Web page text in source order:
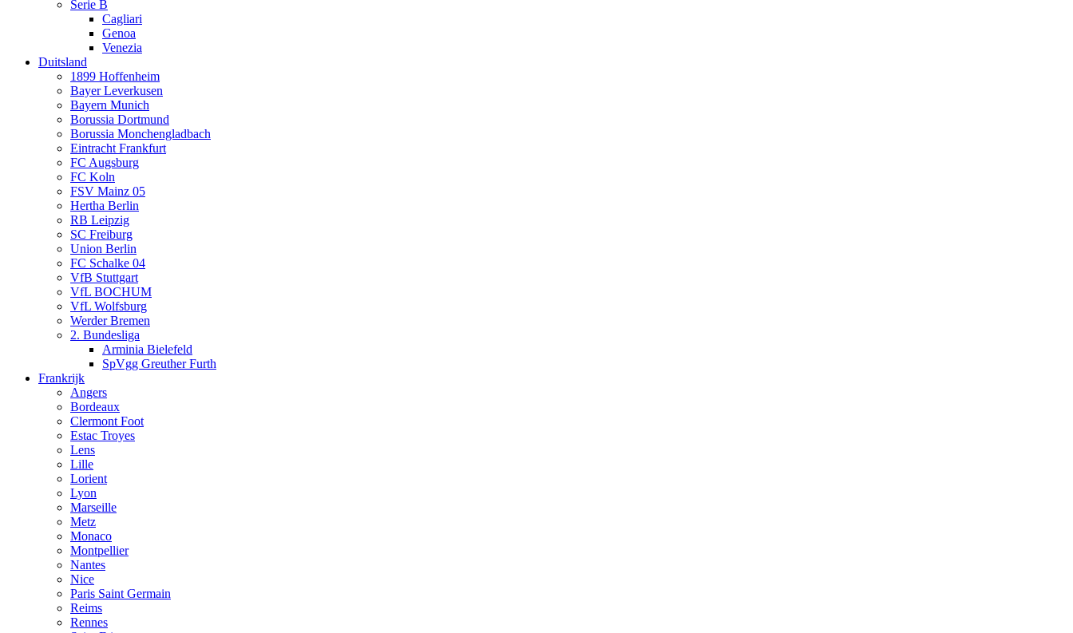
Serie B
Cagliari
Genoa
Venezia
Duitsland
1899 Hoffenheim
Bayer Leverkusen
Bayern Munich
Borussia Dortmund
Borussia Monchengladbach
Eintracht Frankfurt
FC Augsburg
FC Koln
FSV Mainz 05
Hertha Berlin
RB Leipzig
SC Freiburg
Union Berlin
FC Schalke 04
VfB Stuttgart
VfL BOCHUM
VfL Wolfsburg
Werder Bremen
2. Bundesliga
Arminia Bielefeld
SpVgg Greuther Furth
Frankrijk
Angers
Bordeaux
Clermont Foot
Estac Troyes
Lens
Lille
Lorient
Lyon
Marseille
Metz
Monaco
Montpellier
Nantes
Nice
Paris Saint Germain
Reims
Rennes